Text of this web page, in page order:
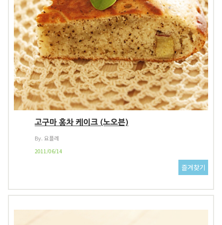
고구마 홍차 케이크 (노오븐)
By. 요플레
2011/06/14